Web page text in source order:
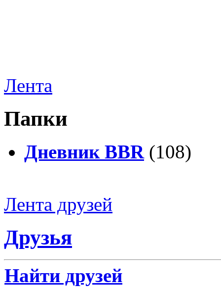
Лента
Папки
Дневник BBR (108)
Лента друзей
Друзья
Найти друзей